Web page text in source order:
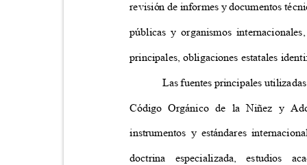
revisión de informes y documentos
públicas y organismos
principales, obligaciones estatales
Las fuentes principales
Código Orgánico de la Niñez y
instrumentos y estándares
doctrina especializada, estudios